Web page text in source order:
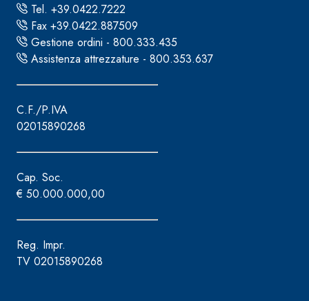
Tel. +39.0422.7222
Fax +39.0422.887509
Gestione ordini - 800.333.435
Assistenza attrezzature - 800.353.637
C.F./P.IVA
02015890268
Cap. Soc.
€ 50.000.000,00
Reg. Impr.
TV 02015890268